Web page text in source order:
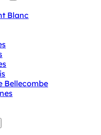
Blanc
Bellecombe